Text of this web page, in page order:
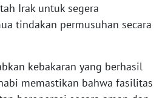
Irak untuk segera
tindakan permusuhan secara
kebakaran yang berhasil
memastikan bahwa fasilitas